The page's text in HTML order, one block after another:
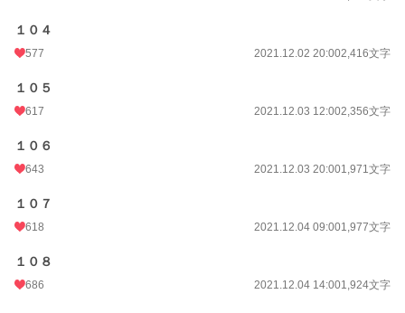
１０４
577 2021.12.02 20:002,416文字
１０５
617 2021.12.03 12:002,356文字
１０６
643 2021.12.03 20:001,971文字
１０７
618 2021.12.04 09:001,977文字
１０８
686 2021.12.04 14:001,924文字